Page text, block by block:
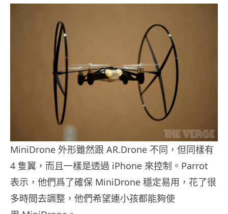
MiniDrone 外形雖然跟 AR.Drone 不同，但同樣有
4 隻翼，而且一樣是透過 iPhone 來控制。Parrot
表示，他們爲了確保 MiniDrone 穩定易用，花了很
多時間去調整，他們希望連小孩都能夠使